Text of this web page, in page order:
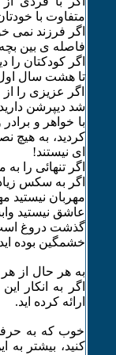
متفاوت با
اگر فرزند نمی
فاصله ی بین بچه
اگر کودکتان
تا هشت سال اول
اگر عزیزی را
شد دیپرشن
با خواهر و
کردید، به هیچ
ای نیستند!
اگر تنهائی را
اگر به سکس
مهربان نیستید
عاشق نیستید
گذشت دروغ
خشمگین بوده اید
به هر حال از
اگر به انکار
ارائه کرده اید.
خوب که به
کنید، بیشتر